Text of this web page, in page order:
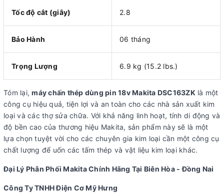
Tốc độ cắt (giây) 2.8
Bảo Hành 06 tháng
Trọng Lượng 6.9 kg (15.2 lbs.)
Tóm lại,máy chấn thép dùng pin 18v Makita DSC163ZK là một
công cụ hiệu quả, tiện lợi và an toàn cho các nhà sản xuất kim
loại và các thợ sửa chữa. Với khả năng linh hoạt, tính di động và
độ bền cao của thương hiệu Makita, sản phẩm này sẽ là một
lựa chọn tuyệt vời cho các chuyên gia kim loại cần một công cụ
chất lượng để uốn các tấm thép và vật liệu kim loại khác.
Đại Lý Phân Phối Makita Chính Hãng Tại Biên Hòa - Đồng Nai
Công Ty TNHH Điện Cơ Mỹ Hưng